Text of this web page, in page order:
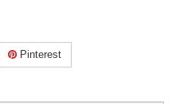
Pinterest